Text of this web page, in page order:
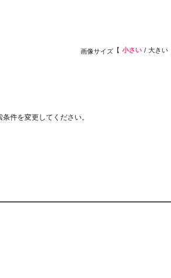
画像サイズ 小さい 大きい
件を変更してください。